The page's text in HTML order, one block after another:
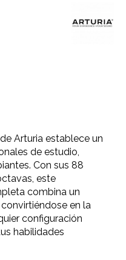
Arturia establece un
de estudio,
Con sus 88
este
combina un
en la
configuración
habilidades